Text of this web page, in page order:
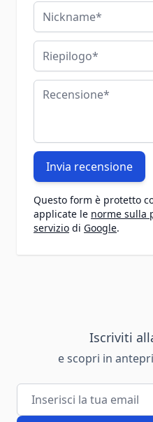
Nickname
Riepilogo
Recensione
Invia recensione
Questo form è protetto
applicate le norme sulla
servizio di Google.
Iscriviti
e scopri in
Indirizzo email